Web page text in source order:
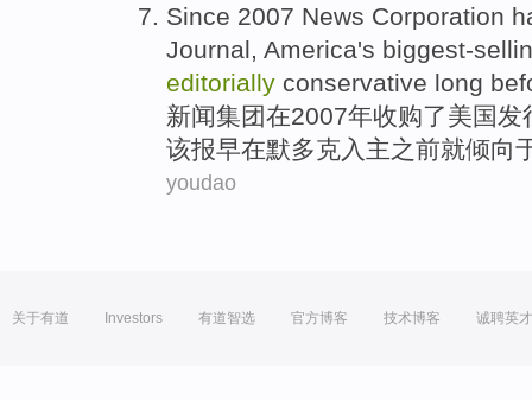
Since 2007 News Corporation
Journal, America's biggest-
editorially conservative long
新闻集团在2007年收购了美国发
该报早在默多克入主之前就倾向
youdao
关于有道 Investors 有道智选 官方博客 技术博客 诚聘英才